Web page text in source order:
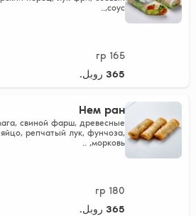
соус,..
165 гр
365 روبل.
Нем ран
свиной фарш, древесные
репчатый лук, фунчоза,
морковь, ..
180 гр
365 روبل.